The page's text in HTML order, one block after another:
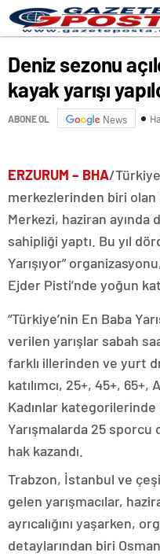
Deniz sezonu
kayak yarışı
ABONE OL News
ERZURUM – BHA/
merkezlerinden biri olan
Merkezi, haziran ayında
sahipliği yaptı. Bu yıl
Yarışıyor”
Ejder Pisti’nde yoğun
“Türkiye’nin En Baba
verilen yarışlar sabah
farklı illerinden ve yurt
katılımcı, 25+, 45+,
Kadınlar kategorilerinde
Yarışmalarda 25
hak kazandı.
Trabzon, İstanbul ve
gelen yarışmacılar,
ayrıcalığını yaşarken,
detaylarından biri